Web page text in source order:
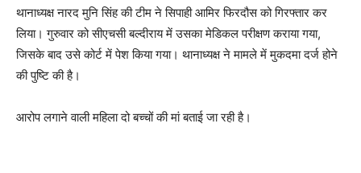
थानाध्यक्ष नारद मुनि सिंह की टीम ने सिपाही आमिर फिरदौस को गिरफ्तार कर
लिया। गुरुवार को सीएचसी बल्दीराय में उसका मेडिकल परीक्षण कराया गया,
जिसके बाद उसे कोर्ट में पेश किया गया। थानाध्यक्ष ने मामले में मुकदमा दर्ज होने
की पुष्टि की है।
आरोप लगाने वाली महिला दो बच्चों की मां बताई जा रही है।